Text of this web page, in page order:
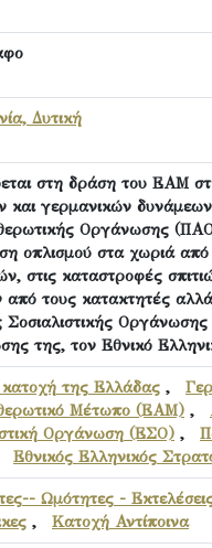
Δυτική
στη δράση του ΕΑΜ
και γερμανικών
Οργάνωσης
οπλισμού στα χωριά
στις καταστροφές
από τους κατακτητές
Σοσιαλιστικής
της, τον Εθνικό
κατοχή της Ελλάδας ,
Μέτωπο (ΕΑΜ) ,
Οργάνωση (ΕΣΟ) ,
Εθνικός Ελληνικός
Ωμότητες -
, Κατοχή Αντίποινα